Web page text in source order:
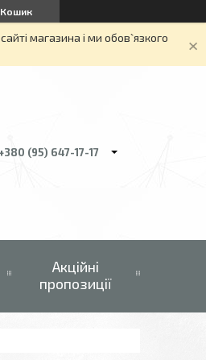
Кошик
магазина і ми обов`язкого
+380 (95) 647-17-17
Акційні
пропозиції